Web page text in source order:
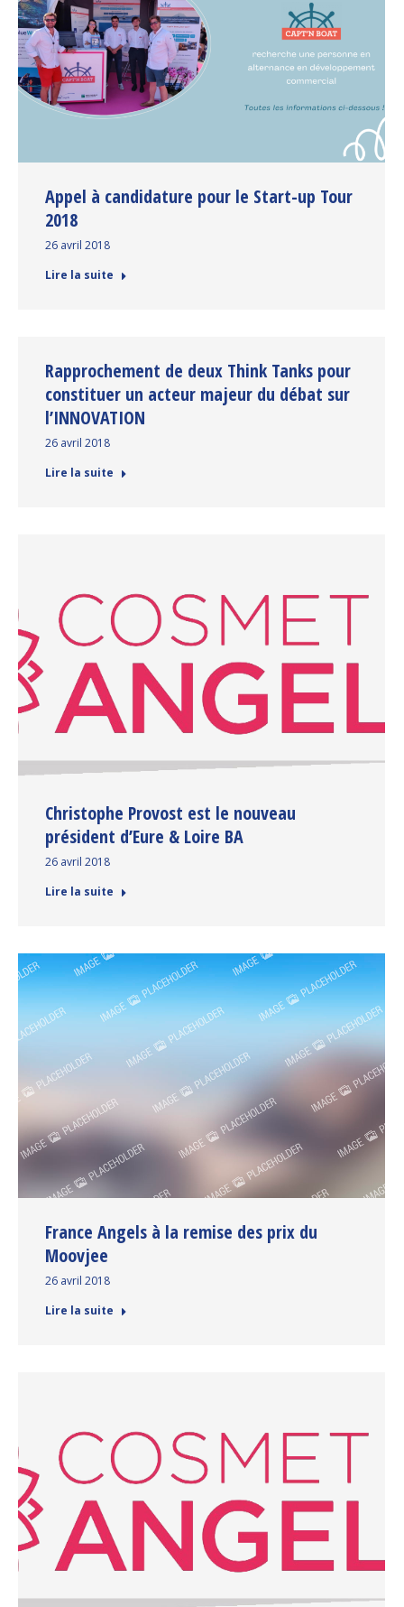
Appel à candidature pour le Start-up Tour
2018
26 avril 2018
Lire la suite
Rapprochement de deux Think Tanks pour
constituer un acteur majeur du débat sur
l’INNOVATION
26 avril 2018
Lire la suite
Christophe Provost est le nouveau
président d’Eure & Loire BA
26 avril 2018
Lire la suite
France Angels à la remise des prix du
Moovjee
26 avril 2018
Lire la suite